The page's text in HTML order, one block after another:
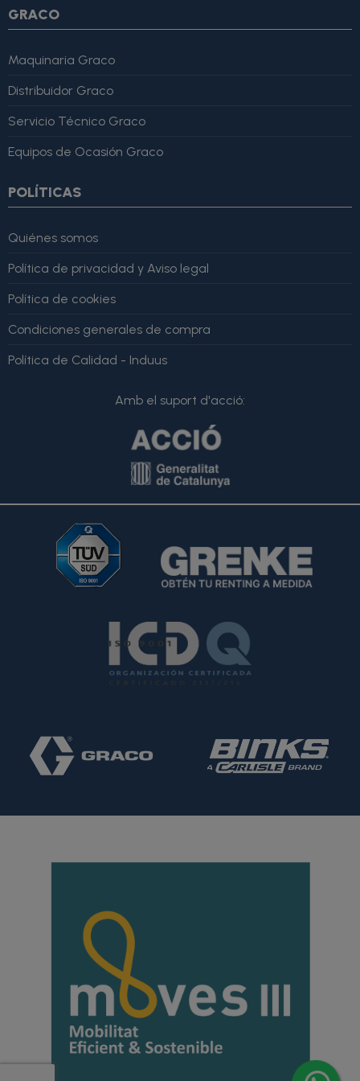
GRACO
Maquinaria Graco
Distribuidor Graco
Servicio Técnico Graco
Equipos de Ocasión Graco
POLÍTICAS
Quiénes somos
Política de privacidad y Aviso legal
Política de cookies
Condiciones generales de compra
Política de Calidad - Induus
Amb el suport d'acció: